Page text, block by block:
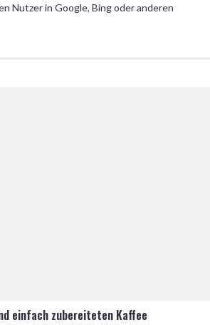
Nutzer in Google, Bing oder anderen
einfach zubereiteten Kaffee